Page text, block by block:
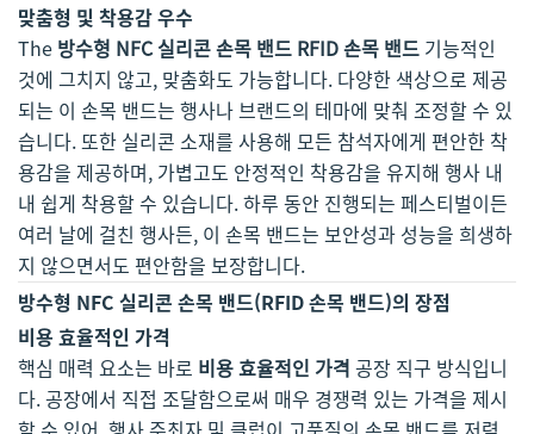
맞춤형 및 착용감 우수
The 방수형 NFC 실리콘 손목 밴드 RFID 손목 밴드 기능적인
것에 그치지 않고, 맞춤화도 가능합니다. 다양한 색상으로 제공
되는 이 손목 밴드는 행사나 브랜드의 테마에 맞춰 조정할 수 있
습니다. 또한 실리콘 소재를 사용해 모든 참석자에게 편안한 착
용감을 제공하며, 가볍고도 안정적인 착용감을 유지해 행사 내
내 쉽게 착용할 수 있습니다. 하루 동안 진행되는 페스티벌이든
여러 날에 걸친 행사든, 이 손목 밴드는 보안성과 성능을 희생하
지 않으면서도 편안함을 보장합니다.
방수형 NFC 실리콘 손목 밴드(RFID 손목 밴드)의 장점
비용 효율적인 가격
핵심 매력 요소는 바로 비용 효율적인 가격 공장 직구 방식입니
다. 공장에서 직접 조달함으로써 매우 경쟁력 있는 가격을 제시